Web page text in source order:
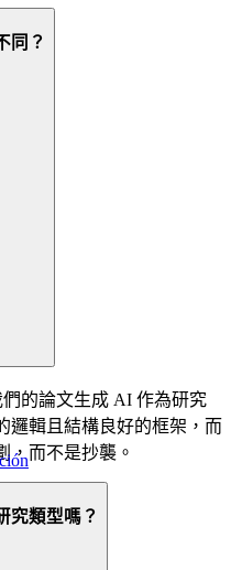
同？
的論文生成 AI 作為研究
邏輯且結構良好的框架，而
，而不是抄襲。
究類型嗎？